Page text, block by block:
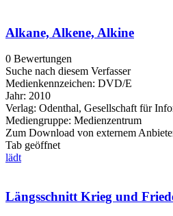
Alkane, Alkene, Alkine
0 Bewertungen
Suche nach diesem Verfasser
Medienkennzeichen: DVD/E
Jahr: 2010
Verlag: Odenthal, Gesellschaft für
Mediengruppe: Medienzentrum
Zum Download von externem
Tab geöffnet
lädt
Längsschnitt Krieg und